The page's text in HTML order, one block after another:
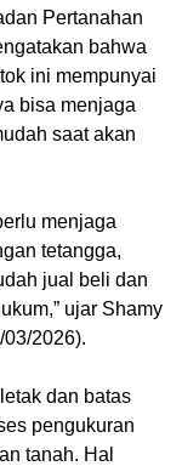
Pertanahan
bahwa
ini mempunyai
bisa menjaga
saat akan
menjaga
tetangga,
jual beli dan
ujar Shamy
2026).
dan batas
pengukuran
tanah. Hal